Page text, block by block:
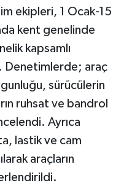
ekipleri, 1 Ocak-15
kent genelinde
kapsamlı
araç
sürücülerin
ruhsat ve bandrol
Ayrıca
lastik ve cam
araçların